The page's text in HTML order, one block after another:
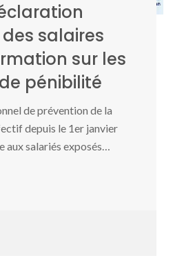
salaires
sur les
pénibilité
de prévention de la
depuis le 1er janvier
aux salariés exposés…